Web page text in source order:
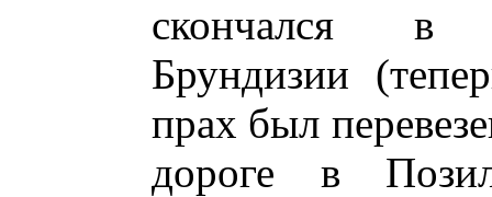
скончался в
Брундизии
прах был
дороге в